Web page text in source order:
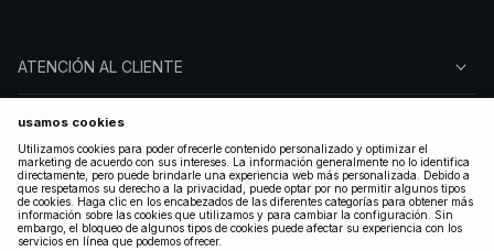
ATENCIÓN AL CLIENTE
SOBRE NA-KD
SÍGUENOS
LEGAL